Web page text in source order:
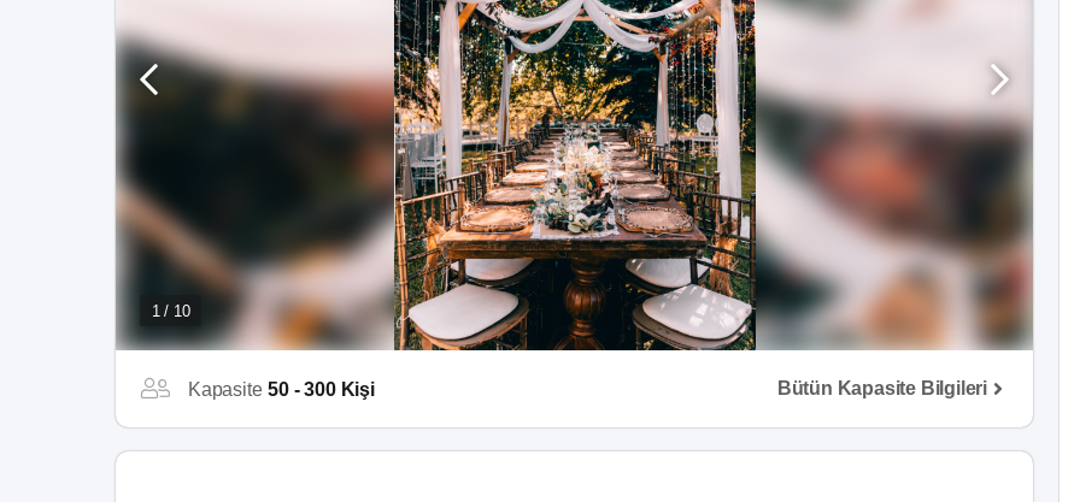
1 / 10
Kapasite 50 - 300 Kişi Bütün Kapasite Bilgileri